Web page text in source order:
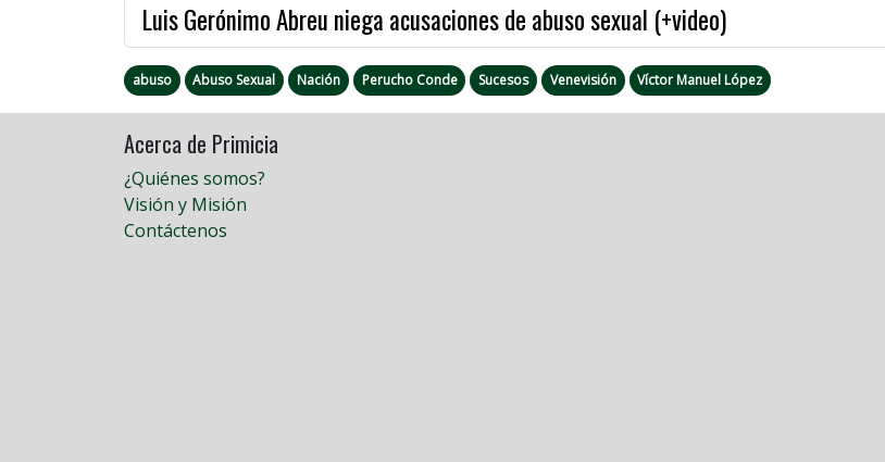
Luis Gerónimo Abreu niega acusaciones de abuso sexual (+video)
abuso Abuso Sexual Nación Perucho Conde Sucesos Venevisión Víctor Manuel López
Acerca de Primicia
¿Quiénes somos?
Visión y Misión
Contáctenos